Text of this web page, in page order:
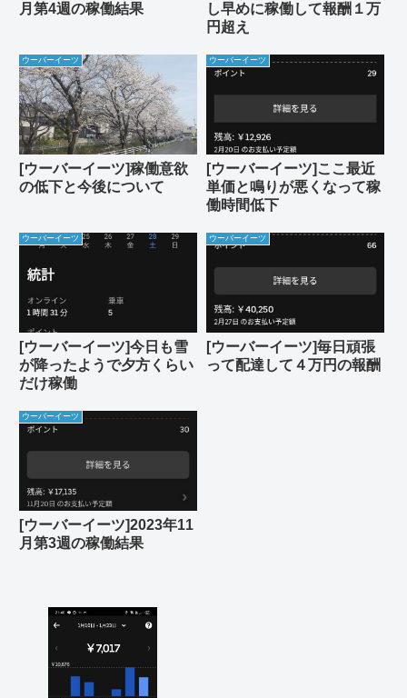
月第4週の稼働結果
し早めに稼働して報酬１万
円超え
ウーバーイーツ
[ウーバーイーツ]稼働意欲
の低下と今後について
ウーバーイーツ
[ウーバーイーツ]ここ最近
単価と鳴りが悪くなって稼
働時間低下
ウーバーイーツ
[ウーバーイーツ]今日も雪
が降ったようで夕方くらい
だけ稼働
ウーバーイーツ
[ウーバーイーツ]毎日頑張
って配達して４万円の報酬
ウーバーイーツ
[ウーバーイーツ]2023年11
月第3週の稼働結果